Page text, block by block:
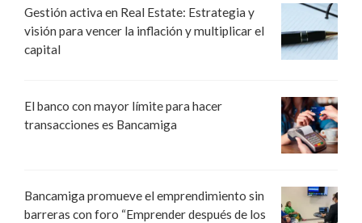
Gestión activa en Real Estate: Estrategia y
visión para vencer la inflación y multiplicar el
capital
El banco con mayor límite para hacer
transacciones es Bancamiga
Bancamiga promueve el emprendimiento sin
barreras con foro “Emprender después de los